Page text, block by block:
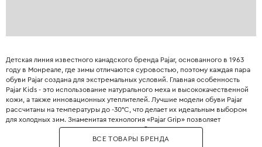
Детская линия известного канадского бренда Pajar, основанного в 1963
году в Монреале, где зимы отличаются суровостью, поэтому каждая пара
обуви Pajar создана для экстремальных условий. Главная особенность
Pajar Kids - это использование натурального меха и высококачественной
кожи, а также инновационных утеплителей. Лучшие модели обуви Pajar
рассчитаны на температуры до -30°C, что делает их идеальным выбором
для холодных зим. Знаменитая технология «Pajar Grip» позволяет
подошве сохранять эластичность и не дубеть даже в сильные морозы. В
производстве используется съёмная изолирующая стелька, которая на
ВСЕ ТОВАРЫ БРЕНДА